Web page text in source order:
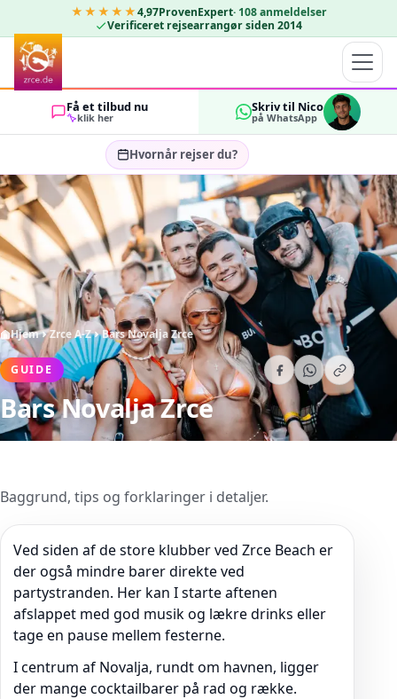
★★★★★4,97ProvenExpert· 108 anmeldelser
Verificeret rejsearrangør siden 2014
Få et tilbud nu
klik her
Skriv til Nico
på WhatsApp
Hvornår rejser du?
Vælg rejsedatoer…
GÆSTER
2 OK
Hjem Zrce A-Z Bars Novalja Zrce
GUIDE
Bars Novalja Zrce
Baggrund, tips og forklaringer i detaljer.
Ved siden af de store klubber ved Zrce Beach er
der også mindre barer direkte ved
partystranden. Her kan I starte aftenen
afslappet med god musik og lækre drinks eller
tage en pause mellem festerne.
I centrum af Novalja, rundt om havnen, ligger
der mange cocktailbarer på rad og række.